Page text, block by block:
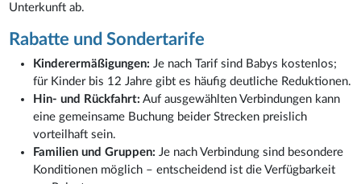
Unterkunft ab.
Rabatte und Sondertarife
Kinderermäßigungen: Je nach Tarif sind Babys kostenlos;
für Kinder bis 12 Jahre gibt es häufig deutliche Reduktionen.
Hin- und Rückfahrt: Auf ausgewählten Verbindungen kann
eine gemeinsame Buchung beider Strecken preislich
vorteilhaft sein.
Familien und Gruppen: Je nach Verbindung sind besondere
Konditionen möglich – entscheidend ist die Verfügbarkeit